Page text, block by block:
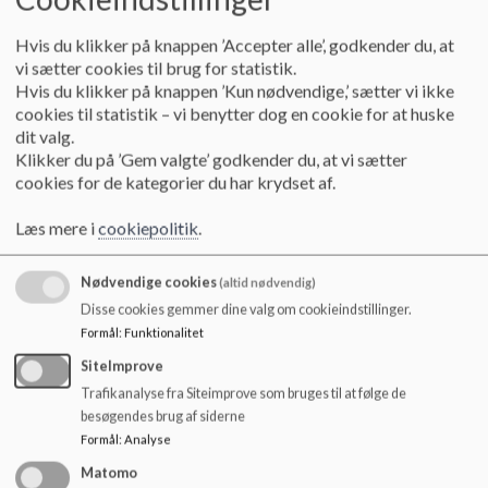
Er du interesseret i at blive en del af skolens
vikarteam i kommende skoleår?
På Mølleskolen har vi et korps af tilkaldevikarer, der er løst ansat,
som dækker skolens behov for vikarer ved lærere og pædagogers
fravær i løbet af skoleåret. Vikarerne er vigtige for skoledagens
sammenhæng, og at eleverne oplever et meningsfuldt og trygt
undervisning eller i fritidstilbuddet. Jobbet som vikar er på
samme tid udfordrende og fuld af liv og gode oplevelser. Hvis du
tænker på at uddanne dig til lærer eller pædagog, kan det være en
god måde at prøve det af på.
Det kan være meget svingende, hvor mange timer, man har som
vikar. Man aflønnes kun for de timer, man arbejder. Til gengæld er
timelønnen høj og rummer også forberedelsestiden.
Hvis du er interesseret i at blive en del af Mølleskolens vikarteam
for kommende skoleår, sender du en mail til:
molleskolen.ansogning@skanderborg.dk
Hvis du klikker på knappen ’Accepter alle’, godkender du, at
vi sætter cookies til brug for statistik.
Hvis du klikker på knappen ’Kun nødvendige,’ sætter vi ikke
cookies til statistik – vi benytter dog en cookie for at huske
dit valg.
Klikker du på ’Gem valgte’ godkender du, at vi sætter
cookies for de kategorier du har krydset af.
Læs mere icookiepolitik.
Nødvendige cookies(altid nødvendig)
Disse cookies gemmer dine valg om cookieindstillinger.
Formål: Funktionalitet
SiteImprove
Trafikanalyse fra Siteimprove som bruges til at følge de
besøgendes brug af siderne
Formål: Analyse
Matomo